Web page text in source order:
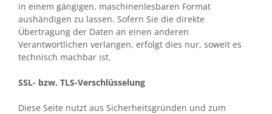
in einem gängigen, maschinenlesbaren Format
aushändigen zu lassen. Sofern Sie die direkte
Übertragung der Daten an einen anderen
Verantwortlichen verlangen, erfolgt dies nur, soweit es
technisch machbar ist.
SSL- bzw. TLS-Verschlüsselung
Diese Seite nutzt aus Sicherheitsgründen und zum